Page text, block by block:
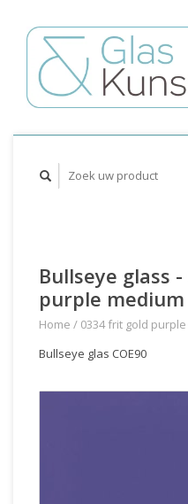
Bullseye glass
purple
Home / 0334 frit gold
Bullseye glas COE90